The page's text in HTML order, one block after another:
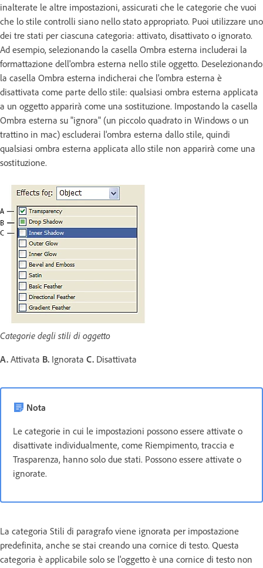
inalterate le altre impostazioni, assicurati che le categorie che vuoi
che lo stile controlli siano nello stato appropriato. Puoi utilizzare uno
dei tre stati per ciascuna categoria: attivato, disattivato o ignorato.
Ad esempio, selezionando la casella Ombra esterna includerai la
formattazione dell'ombra esterna nello stile oggetto. Deselezionando
la casella Ombra esterna indicherai che l'ombra esterna è
disattivata come parte dello stile: qualsiasi ombra esterna applicata
a un oggetto apparirà come una sostituzione. Impostando la casella
Ombra esterna su "ignora" (un piccolo quadrato in Windows o un
trattino in mac) escluderai l'ombra esterna dallo stile, quindi
qualsiasi ombra esterna applicata allo stile non apparirà come una
sostituzione.
Categorie degli stili di oggetto
A. Attivata B. Ignorata C. Disattivata
Nota
Le categorie in cui le impostazioni possono essere attivate o
disattivate individualmente, come Riempimento, traccia e
Trasparenza, hanno solo due stati. Possono essere attivate o
ignorate.
La categoria Stili di paragrafo viene ignorata per impostazione
predefinita, anche se stai creando una cornice di testo. Questa
categoria è applicabile solo se l'oggetto è una cornice di testo non